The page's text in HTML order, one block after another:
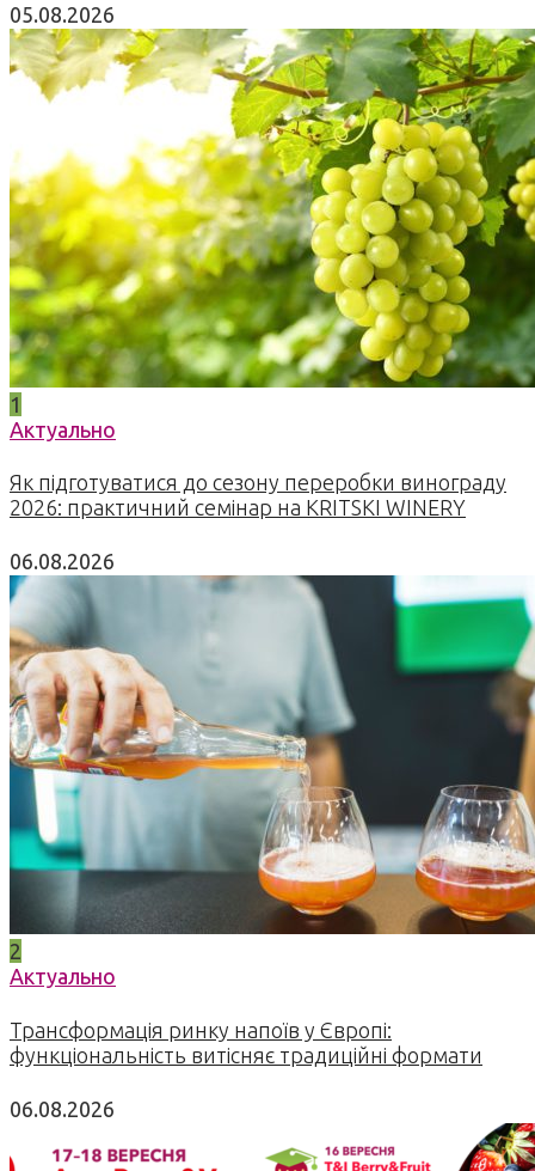
05.08.2026
1
Актуально
Як підготуватися до сезону переробки винограду
2026: практичний семінар на KRITSKI WINERY
06.08.2026
2
Актуально
Трансформація ринку напоїв у Європі:
функціональність витісняє традиційні формати
06.08.2026